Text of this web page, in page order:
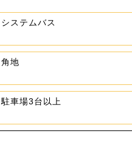
システムバス
角地
駐車場3台以上